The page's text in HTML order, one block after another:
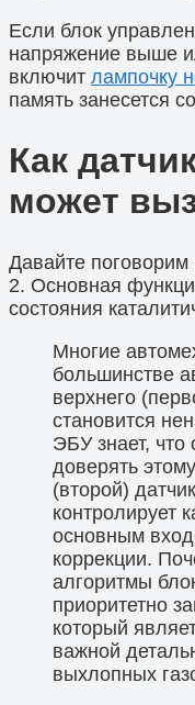
Если блок
напряжение выше
включит лампочку
память занесется
Как
может
Давайте
2. Основная
состояния
Многие
большинстве
верхнего
становится
ЭБУ знает,
доверять
(второй)
контролирует
основным
коррекции.
алгоритмы
приоритетно
который
важной
выхлопных